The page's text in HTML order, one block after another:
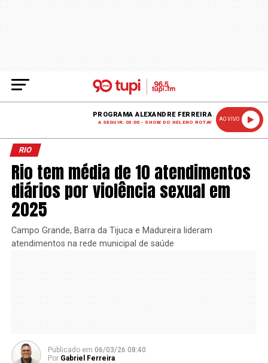
PROGRAMA ALEXANDRE FERREIRA
A SEGUIR: 03:00 - SHOW DO HELENO ROTAY
AO VIVO
RIO
Rio tem média de 10 atendimentos
diários por violência sexual em
2025
Campo Grande, Barra da Tijuca e Madureira lideram
atendimentos na rede municipal de saúde
Publicado em 06/03/26 08:40
Por Gabriel Ferreira